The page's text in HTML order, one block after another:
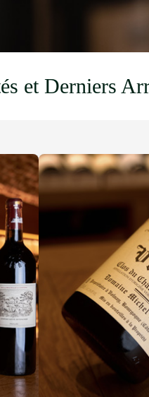
et Derniers